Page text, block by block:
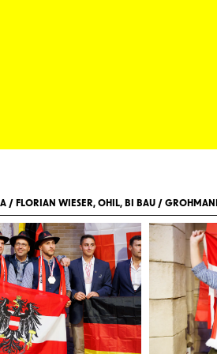
/ FLORIAN WIESER, OHIL, BI BAU /